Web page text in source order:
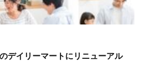
デイリーマートにリニューアル